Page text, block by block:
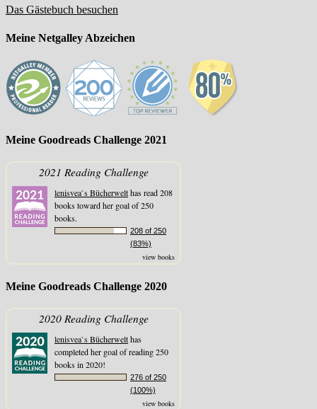
Das Gästebuch besuchen
Meine Netgalley Abzeichen
Meine Goodreads Challenge 2021
2021 Reading Challenge
lenisvea`s Bücherwelthas read 208
books toward her goal of 250
books.
208 of 250
(83%)
view books
Meine Goodreads Challenge 2020
2020 Reading Challenge
lenisvea`s Bücherwelthas
completed her goal of reading 250
books in 2020!
276 of 250
(100%)
view books